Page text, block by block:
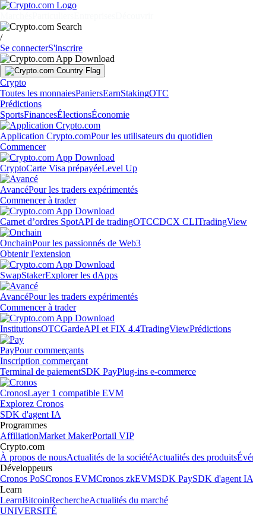
/
Se connecterS'inscrire
Crypto
Toutes les monnaiesPaniersEarnStakingOTC
Prédictions
SportsFinancesÉlectionsÉconomie
Application Crypto.comPour les utilisateurs du quotidien
Commencer
CryptoCarte Visa prépayéeLevel Up
AvancéPour les traders expérimentés
Commencer à trader
Carnet d’ordres SpotAPI de tradingOTCCDCX CLITradingView
OnchainPour les passionnés de Web3
Obtenir l'extension
SwapStakerExplorer les dApps
AvancéPour les traders expérimentés
Commencer à trader
InstitutionsOTCGardeAPI et FIX 4.4TradingViewPrédictions
PayPour commerçants
Inscription commerçant
Terminal de paiementSDK PayPlug-ins e-commerce
CronosLayer 1 compatible EVM
Explorez Cronos
SDK d'agent IA
Programmes
AffiliationMarket MakerPortail VIP
Crypto.com
À propos de nousActualités de la sociétéActualités des produits
Développeurs
Cronos PoSCronos EVMCronos zkEVMSDK PaySDK d'agent IA
Learn
LearnBitcoinRechercheActualités du marché
UNIVERSITÉ